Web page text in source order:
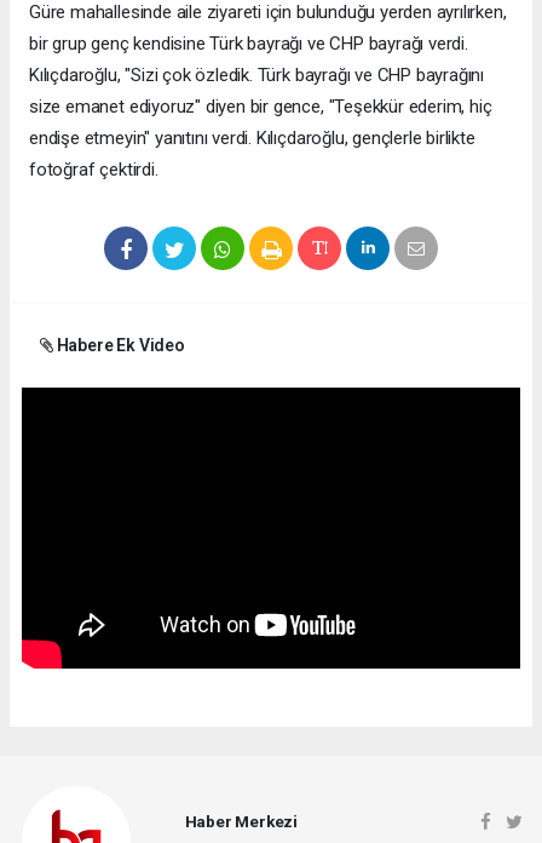
Güre mahallesinde aile ziyareti için bulunduğu yerden ayrılırken,
bir grup genç kendisine Türk bayrağı ve CHP bayrağı verdi.
Kılıçdaroğlu, "Sizi çok özledik. Türk bayrağı ve CHP bayrağını
size emanet ediyoruz" diyen bir gence, "Teşekkür ederim, hiç
endişe etmeyin" yanıtını verdi. Kılıçdaroğlu, gençlerle birlikte
fotoğraf çektirdi.
Habere Ek Video
Haber Merkezi